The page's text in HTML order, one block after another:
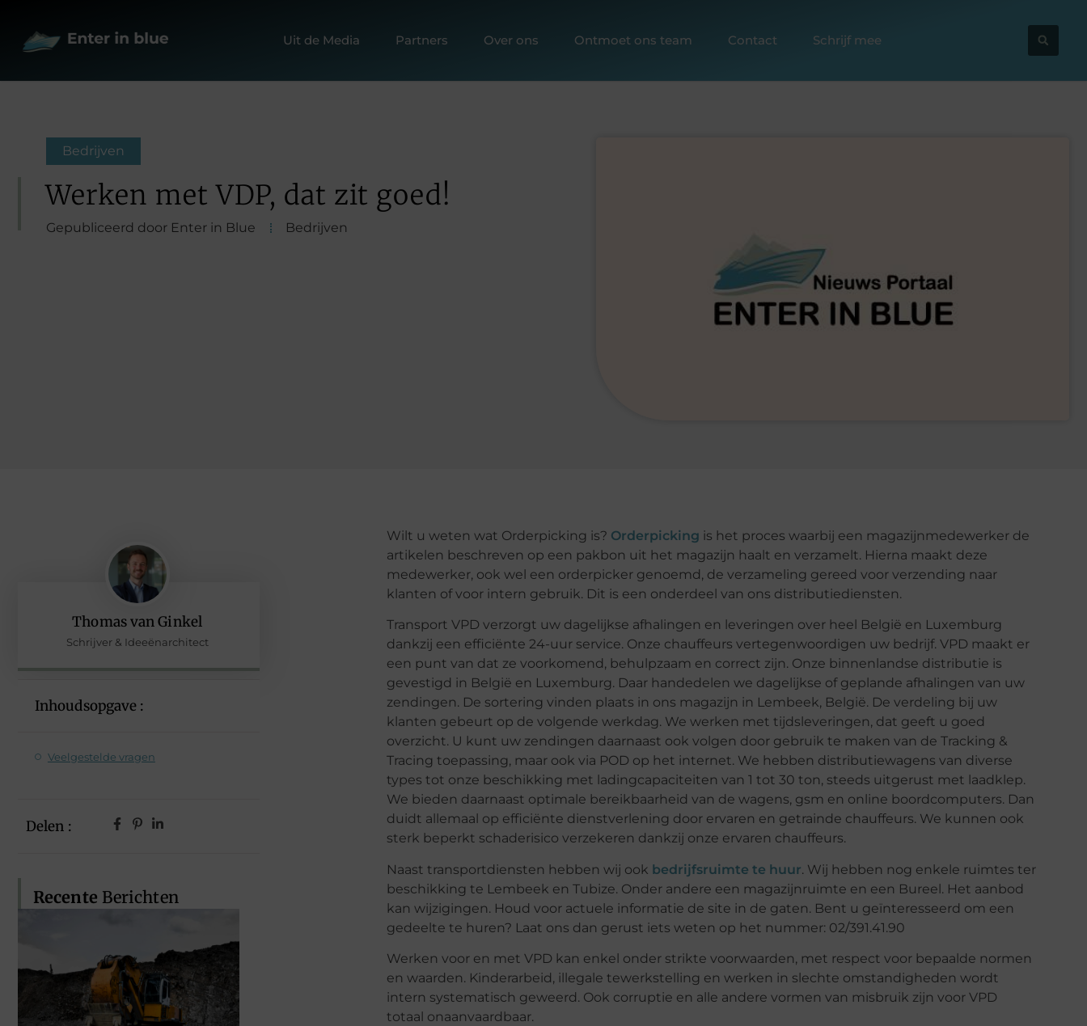
Uit de Media Partners Over ons Ontmoet ons team Contact Schrijf mee
Bedrijven
Werken met VDP, dat zit goed!
Gepubliceerd door Enter in Blue Bedrijven
Thomas van Ginkel
Schrijver & Ideeënarchitect
Inhoudsopgave :
Veelgestelde vragen
Delen :
Recente Berichten
Wilt u weten wat Orderpicking is? Orderpicking is het proces waarbij een magazijnmedewerker de
artikelen beschreven op een pakbon uit het magazijn haalt en verzamelt. Hierna maakt deze
medewerker, ook wel een orderpicker genoemd, de verzameling gereed voor verzending naar
klanten of voor intern gebruik. Dit is een onderdeel van ons distributiediensten.
Transport VPD verzorgt uw dagelijkse afhalingen en leveringen over heel België en Luxemburg
dankzij een efficiënte 24-uur service. Onze chauffeurs vertegenwoordigen uw bedrijf. VPD maakt er
een punt van dat ze voorkomend, behulpzaam en correct zijn. Onze binnenlandse distributie is
gevestigd in België en Luxemburg. Daar handedelen we dagelijkse of geplande afhalingen van uw
zendingen. De sortering vinden plaats in ons magazijn in Lembeek, België. De verdeling bij uw
klanten gebeurt op de volgende werkdag. We werken met tijdsleveringen, dat geeft u goed
overzicht. U kunt uw zendingen daarnaast ook volgen door gebruik te maken van de Tracking &
Tracing toepassing, maar ook via POD op het internet. We hebben distributiewagens van diverse
types tot onze beschikking met ladingcapaciteiten van 1 tot 30 ton, steeds uitgerust met laadklep.
We bieden daarnaast optimale bereikbaarheid van de wagens, gsm en online boordcomputers. Dan
duidt allemaal op efficiënte dienstverlening door ervaren en getrainde chauffeurs. We kunnen ook
sterk beperkt schaderisico verzekeren dankzij onze ervaren chauffeurs.
Naast transportdiensten hebben wij ook bedrijfsruimte te huur. Wij hebben nog enkele ruimtes ter
beschikking te Lembeek en Tubize. Onder andere een magazijnruimte en een Bureel. Het aanbod
kan wijzigingen. Houd voor actuele informatie de site in de gaten. Bent u geïnteresseerd om een
gedeelte te huren? Laat ons dan gerust iets weten op het nummer: 02/391.41.90
Werken voor en met VPD kan enkel onder strikte voorwaarden, met respect voor bepaalde normen
en waarden. Kinderarbeid, illegale tewerkstelling en werken in slechte omstandigheden wordt
intern systematisch geweerd. Ook corruptie en alle andere vormen van misbruik zijn voor VPD
totaal onaanvaardbaar.